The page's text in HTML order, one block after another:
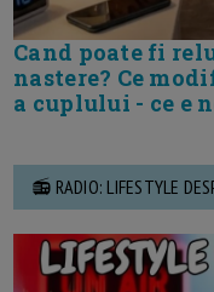
Cand poate fi
nastere? Ce
a cuplului - ce e
📻 RADIO: LIFESTYLE